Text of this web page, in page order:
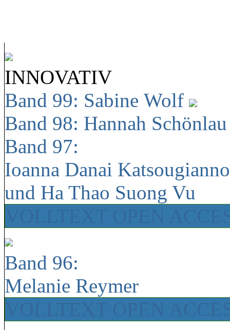
INNOVATIV
Band 99: Sabine Wolf
Band 98: Hannah
Band 97:
Ioanna Danai
und Ha Thao Suong Vu
Band 96:
Melanie Reymer